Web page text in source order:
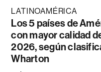
LATINOAMÉRICA
Los 5 países de
con mayor calidad
2026, según
Wharton